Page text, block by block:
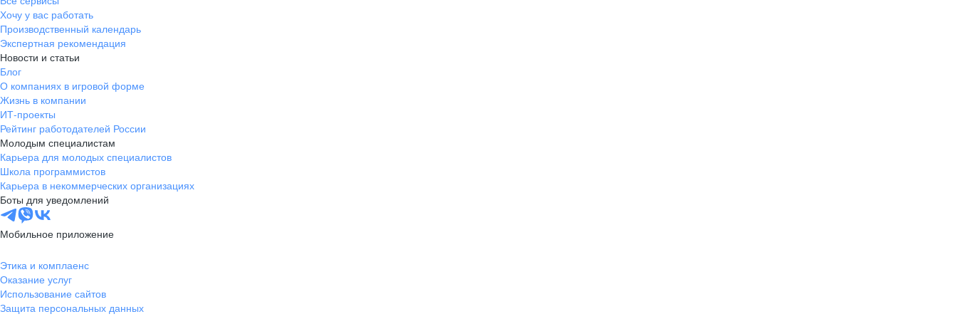
Хочу у вас работать
Производственный календарь
Экспертная рекомендация
Новости и статьи
Блог
О компаниях в игровой форме
Жизнь в компании
ИТ-проекты
Рейтинг работодателей России
Молодым специалистам
Карьера для молодых специалистов
Школа программистов
Карьера в некоммерческих организациях
Боты для уведомлений
Мобильное приложение
Этика и комплаенс
Оказание услуг
Использование сайтов
Защита персональных данных